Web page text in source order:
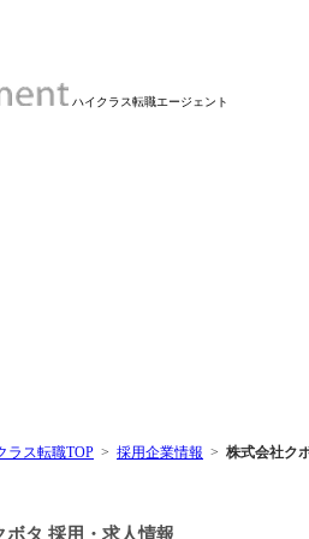
ハイクラス転職エージェント
ラス転職TOP 採用企業情報 株式会社ク
ボタ 採用・求人情報